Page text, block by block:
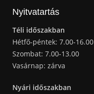
Nyitvatartás
Téli időszakban
Hétfő-péntek: 7.00-16.00
Szombat: 7.00-13.00
Vasárnap: zárva
Nyári időszakban